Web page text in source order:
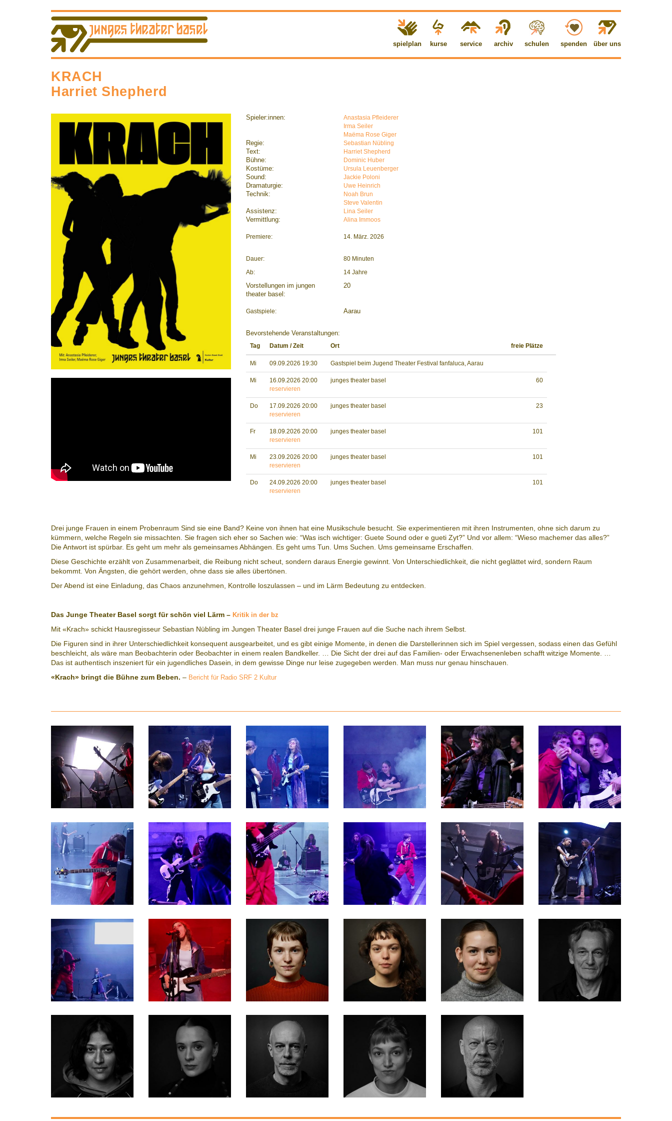
spielplan kurse service archiv schulen spenden über uns
KRACH
Harriet Shepherd
Spieler:innen:
Anastasia Pfleiderer
Irma Seiler
Maëma Rose Giger
Regie:
Sebastian Nübling
Text:
Harriet Shepherd
Bühne:
Dominic Huber
Kostüme:
Ursula Leuenberger
Sound:
Jackie Poloni
Dramaturgie:
Uwe Heinrich
Technik:
Noah Brun
Steve Valentin
Assistenz:
Lina Seiler
Vermittlung:
Alina Immoos
Premiere: 14. März. 2026
Dauer:
80 Minuten
Ab:
14 Jahre
Vorstellungen im jungen
theater basel:
20
Gastspiele: Aarau
Bevorstehende Veranstaltungen:
Tag
Datum / Zeit Ort freie Plätze
Mi 09.09.2026 19:30 Gastspiel beim Jugend Theater Festival fanfaluca, Aarau
Mi 16.09.2026 20:00
reservieren
junges theater basel 60
Do 17.09.2026 20:00
reservieren
junges theater basel 23
Fr 18.09.2026 20:00
reservieren
junges theater basel 101
Mi 23.09.2026 20:00
reservieren
junges theater basel 101
Do 24.09.2026 20:00
reservieren
junges theater basel 101
Drei junge Frauen in einem Probenraum Sind sie eine Band? Keine von ihnen hat eine Musikschule besucht. Sie experimentieren mit ihren Instrumenten, ohne sich darum zu
kümmern, welche Regeln sie missachten. Sie fragen sich eher so Sachen wie: “Was isch wichtiger: Guete Sound oder e gueti Zyt?” Und vor allem: “Wieso machemer das alles?”
Die Antwort ist spürbar. Es geht um mehr als gemeinsames Abhängen. Es geht ums Tun. Ums Suchen. Ums gemeinsame Erschaffen.
Diese Geschichte erzählt von Zusammenarbeit, die Reibung nicht scheut, sondern daraus Energie gewinnt. Von Unterschiedlichkeit, die nicht geglättet wird, sondern Raum
bekommt. Von Ängsten, die gehört werden, ohne dass sie alles übertönen.
Der Abend ist eine Einladung, das Chaos anzunehmen, Kontrolle loszulassen – und im Lärm Bedeutung zu entdecken.
Das Junge Theater Basel sorgt für schön viel Lärm – Kritik in der bz
Mit «Krach» schickt Hausregisseur Sebastian Nübling im Jungen Theater Basel drei junge Frauen auf die Suche nach ihrem Selbst.
Die Figuren sind in ihrer Unterschiedlichkeit konsequent ausgearbeitet, und es gibt einige Momente, in denen die Darstellerinnen sich im Spiel vergessen, sodass einen das Gefühl
beschleicht, als wäre man Beobachterin oder Beobachter in einem realen Bandkeller. … Die Sicht der drei auf das Familien- oder Erwachsenenleben schafft witzige Momente. …
Das ist authentisch inszeniert für ein jugendliches Dasein, in dem gewisse Dinge nur leise zugegeben werden. Man muss nur genau hinschauen.
«Krach» bringt die Bühne zum Beben. – Bericht für Radio SRF 2 Kultur